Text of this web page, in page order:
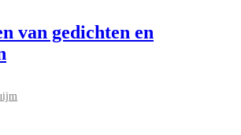
van gedichten en